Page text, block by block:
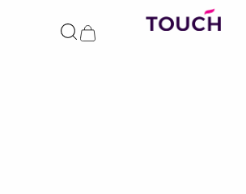
עגלת
קניות